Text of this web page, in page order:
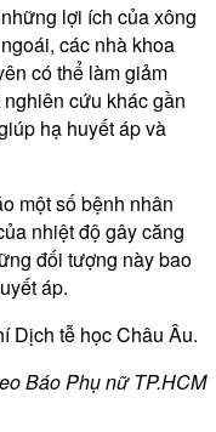
lợi ích của xông
các nhà khoa
có thể làm giảm
cứu khác gần
hạ huyết áp và
một số bệnh nhân
nhiệt độ gây căng
đối tượng này bao
áp.
Dịch tễ học Châu Âu.
Báo Phụ nữ TP.HCM